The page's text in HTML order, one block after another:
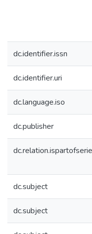
dc.identifier.issn
dc.identifier.uri
dc.language.iso
dc.publisher
dc.subject
dc.subject